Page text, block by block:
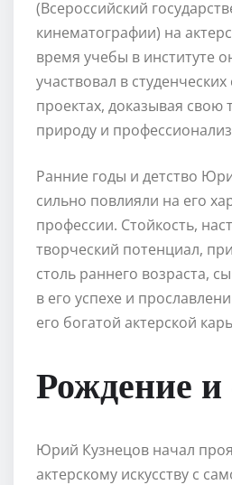
(Всероссийский
кинематографии) на
время учебы в институте
участвовал в студенческих
проектах, доказывая свою
природу и
Ранние годы и детство
сильно повлияли на его
профессии. Стойкость,
творческий потенциал,
столь раннего возраста,
в его успехе и
его богатой актерской
Рождение и
Юрий Кузнецов начал
актерскому искусству с